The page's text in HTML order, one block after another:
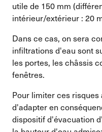
utile de 150 mm
intérieur/extérieur : 20
Dans ce cas, on sera
infiltrations d'eau sont
les portes, les châssis
fenêtres.
Pour limiter ces
d'adapter en
dispositif d'évacuation